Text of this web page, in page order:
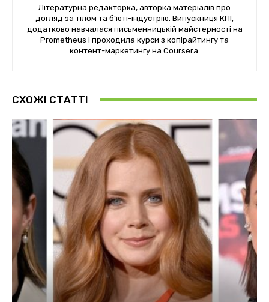
Літературна редакторка, авторка матеріалів про
догляд за тілом та б’юті-індустрію. Випускниця КПІ,
додатково навчалася письменницькій майстерності на
Prometheus і проходила курси з копірайтингу та
контент-маркетингу на Coursera.
СХОЖІ СТАТТІ